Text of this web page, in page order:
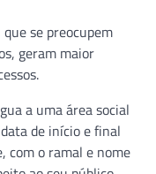
se preocupem
geram maior
a uma área social
de início e final
com o ramal e nome